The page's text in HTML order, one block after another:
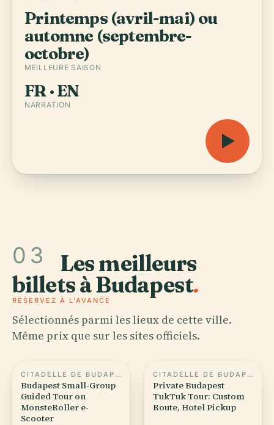
Printemps (avril-mai) ou
automne (septembre-
octobre)
MEILLEURE SAISON
FR · EN
NARRATION
03 Les meilleurs
billets à Budapest.
RÉSERVEZ À L'AVANCE
Sélectionnés parmi les lieux de cette ville.
Même prix que sur les sites officiels.
CITADELLE DE BUDAPEST
Budapest Small-Group
Guided Tour on
MonsteRoller e-
Scooter
CITADELLE DE BUDAPEST
Private Budapest
TukTuk Tour: Custom
Route, Hotel Pickup